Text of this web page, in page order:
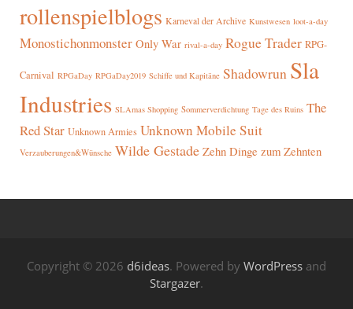
rollenspielblogs Karneval der Archive Kunstwesen loot-a-day
Monostichonmonster Only War rival-a-day Rogue Trader RPG-
Carnival RPGaDay RPGaDay2019 Schiffe und Kapitäne Shadowrun Sla
Industries SLAmas Shopping Sommerverdichtung Tage des Ruins The
Red Star Unknown Armies Unknown Mobile Suit
Verzauberungen&Wünsche Wilde Gestade Zehn Dinge zum Zehnten
Copyright © 2026 d6ideas. Powered by WordPress and
Stargazer.